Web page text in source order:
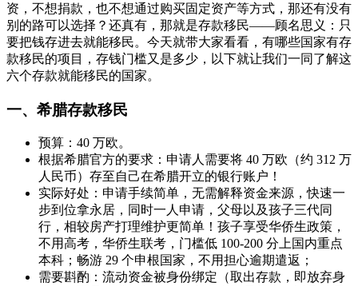
资，不想捐款，也不想通过购买固定资产等方式，那还有没有
别的路可以选择？还真有，那就是存款移民——顾名思义：只
要把钱存进去就能移民。今天就带大家看看，有哪些国家有存
款移民的项目，存钱门槛又是多少，以下就让我们一同了解这
六个存款就能移民的国家。
一、希腊存款移民
预算：40 万欧。
根据希腊官方的要求：申请人需要将 40 万欧（约 312 万
人民币）存至自己在希腊开立的银行账户！
实际好处：申请手续简单，无需解释资金来源，快速一
步到位拿永居，同时一人申请，父母以及孩子三代同
行，相较房产打理维护更简单！孩子享受华侨生政策，
不用高考，华侨生联考，门槛低 100-200 分上国内重点
本科；畅游 29 个申根国家，不用担心逾期遣返；
需要斟酌：流动资金被身份绑定（取出存款，即放弃身